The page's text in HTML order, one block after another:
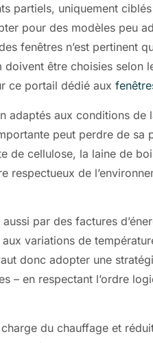
partiels, uniquement
pour des modèles peu
fenêtres n’est pertinent
être choisies selon
ce portail dédié aux
adaptés aux conditions de
peut perdre de sa
de cellulose, la laine de
respectueux de
par des factures
variations de
donc adopter une
– en respectant l’ordre
du chauffage et